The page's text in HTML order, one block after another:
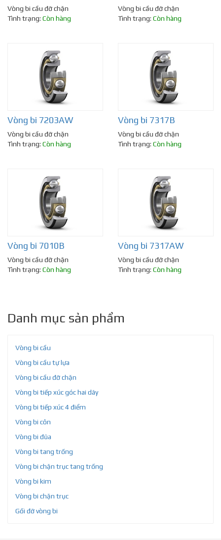
Vòng bi cầu đỡ chặn
Tình trạng: Còn hàng
Vòng bi cầu đỡ chặn
Tình trạng: Còn hàng
Vòng bi 7203AW
Vòng bi cầu đỡ chặn
Tình trạng: Còn hàng
Vòng bi 7317B
Vòng bi cầu đỡ chặn
Tình trạng: Còn hàng
Vòng bi 7010B
Vòng bi cầu đỡ chặn
Tình trạng: Còn hàng
Vòng bi 7317AW
Vòng bi cầu đỡ chặn
Tình trạng: Còn hàng
Danh mục sản phẩm
Vòng bi cầu
Vòng bi cầu tự lựa
Vòng bi cầu đỡ chặn
Vòng bi tiếp xúc góc hai dãy
Vòng bi tiếp xúc 4 điểm
Vòng bi côn
Vòng bi đũa
Vòng bi tang trống
Vòng bi chặn trục tang trống
Vòng bi kim
Vòng bi chặn trục
Gối đỡ vòng bi